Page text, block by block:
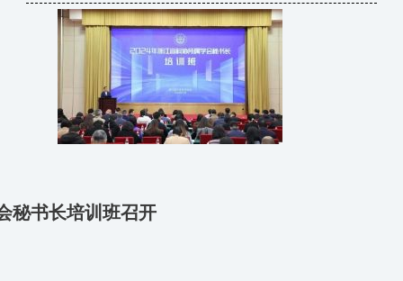
秘书长培训班召开